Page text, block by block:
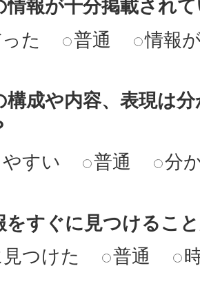
情報が十分掲載され
た
普通 情報
構成や内容、表現は
すい
普通 分
をすぐに見つけるこ
つけた
普通